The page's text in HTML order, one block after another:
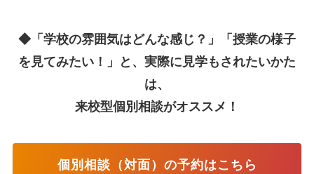
◆「学校の雰囲気はどんな感じ？」「授業の様子
を見てみたい！」と、実際に見学もされたいかた
は、
来校型個別相談がオススメ！
個別相談（対面）の予約はこちら